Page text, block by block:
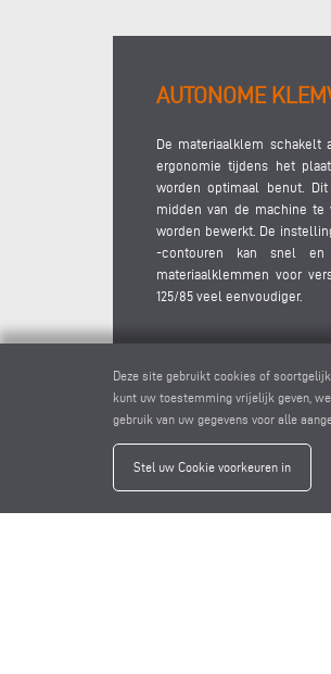
AUTONOME
De materiaalklem schakelt
ergonomie tijdens het
worden optimaal benut.
midden van de machine te
worden bewerkt. De
-contouren kan snel en
materiaalklemmen voor
125/85 veel eenvoudiger.
Deze site gebruikt cookies of
kunt uw toestemming vrijelijk geven,
gebruik van uw gegevens voor alle
Stel uw Cookie voorkeuren in